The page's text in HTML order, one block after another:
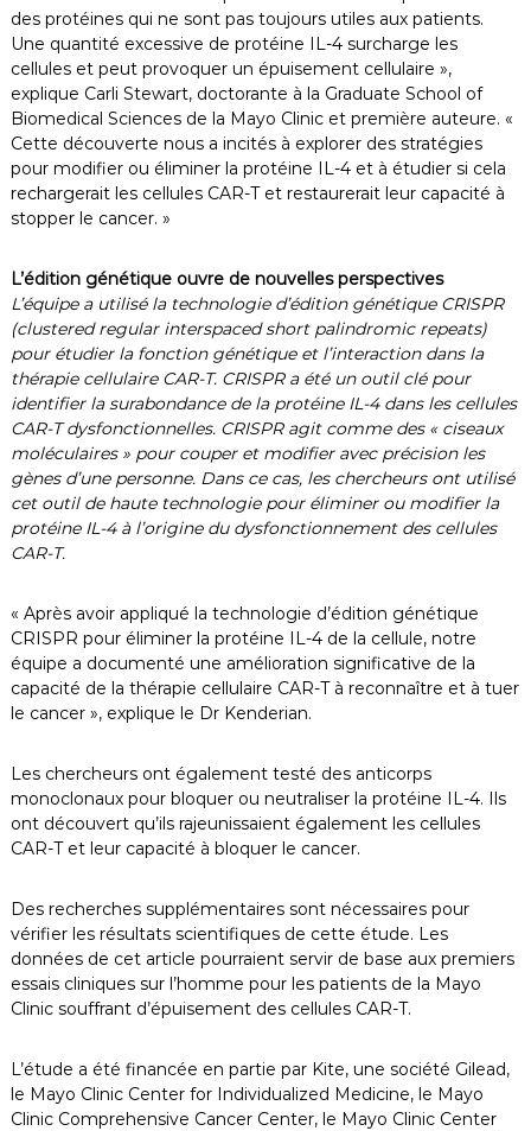
des protéines qui ne sont pas toujours utiles aux patients.
Une quantité excessive de protéine IL-4 surcharge les
cellules et peut provoquer un épuisement cellulaire »,
explique Carli Stewart, doctorante à la Graduate School of
Biomedical Sciences de la Mayo Clinic et première auteure. «
Cette découverte nous a incités à explorer des stratégies
pour modifier ou éliminer la protéine IL-4 et à étudier si cela
rechargerait les cellules CAR-T et restaurerait leur capacité à
stopper le cancer. »
L’édition génétique ouvre de nouvelles perspectives
L’équipe a utilisé la technologie d’édition génétique CRISPR
(clustered regular interspaced short palindromic repeats)
pour étudier la fonction génétique et l’interaction dans la
thérapie cellulaire CAR-T. CRISPR a été un outil clé pour
identifier la surabondance de la protéine IL-4 dans les cellules
CAR-T dysfonctionnelles. CRISPR agit comme des « ciseaux
moléculaires » pour couper et modifier avec précision les
gènes d’une personne. Dans ce cas, les chercheurs ont utilisé
cet outil de haute technologie pour éliminer ou modifier la
protéine IL-4 à l’origine du dysfonctionnement des cellules
CAR-T.
« Après avoir appliqué la technologie d’édition génétique
CRISPR pour éliminer la protéine IL-4 de la cellule, notre
équipe a documenté une amélioration significative de la
capacité de la thérapie cellulaire CAR-T à reconnaître et à tuer
le cancer », explique le Dr Kenderian.
Les chercheurs ont également testé des anticorps
monoclonaux pour bloquer ou neutraliser la protéine IL-4. Ils
ont découvert qu’ils rajeunissaient également les cellules
CAR-T et leur capacité à bloquer le cancer.
Des recherches supplémentaires sont nécessaires pour
vérifier les résultats scientifiques de cette étude. Les
données de cet article pourraient servir de base aux premiers
essais cliniques sur l’homme pour les patients de la Mayo
Clinic souffrant d’épuisement des cellules CAR-T.
L’étude a été financée en partie par Kite, une société Gilead,
le Mayo Clinic Center for Individualized Medicine, le Mayo
Clinic Comprehensive Cancer Center, le Mayo Clinic Center